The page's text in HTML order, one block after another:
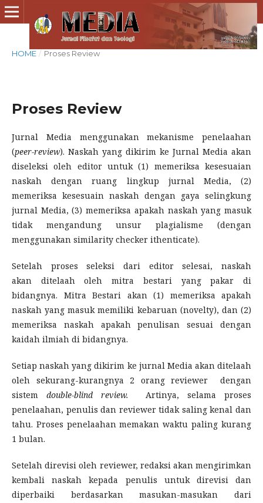
HOME / Proses Review
Proses Review
Jurnal Media menggunakan mekanisme penelaahan
(peer-review). Naskah yang dikirim ke Jurnal Media akan
diseleksi oleh editor untuk (1) memeriksa kesesuaian
naskah dengan ruang lingkup jurnal Media, (2)
memeriksa kesesuain naskah dengan gaya selingkung
jurnal Media, (3) memeriksa apakah naskah yang masuk
tidak mengandung unsur plagialisme (dengan
menggunakan similarity checker ithenticate).
Setelah proses seleksi dari editor selesai, naskah
akan ditelaah oleh mitra bestari yang pakar di
bidangnya. Mitra Bestari akan (1) memeriksa apakah
naskah yang masuk memiliki kebaruan (novelty), dan (2)
memeriksa naskah apakah penulisan sesuai dengan
kaidah ilmiah di bidangnya.
Setiap naskah yang dikirim ke jurnal Media akan ditelaah
oleh sekurang-kurangnya 2 orang reviewer dengan
sistemdouble-blind review.
Artinya, selama proses
penelaahan, penulis dan reviewer tidak saling kenal dan
tahu. Proses penelaahan memakan waktu paling kurang
1 bulan.
Setelah direvisi oleh reviewer, redaksi akan mengirimkan
kembali naskah kepada penulis untuk direvisi dan
diperbaiki berdasarkan masukan-masukan dari